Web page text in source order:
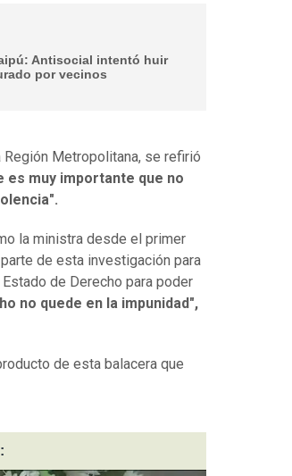
Antisocial intentó huir
por vecinos
Metropolitana, se refirió
es muy importante que no
la ministra desde el primer
de esta investigación para
de Derecho para poder
no quede en la impunidad",
de esta balacera que